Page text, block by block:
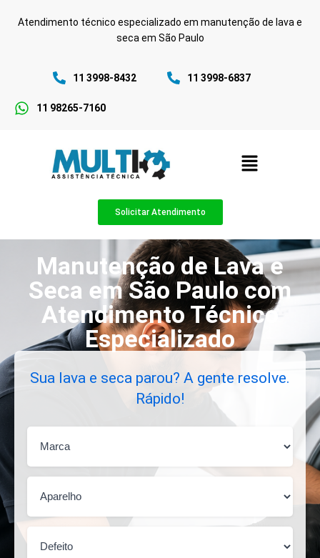
Atendimento técnico especializado em manutenção de lava e
seca em São Paulo
11 3998-8432 11 3998-6837
11 98265-7160
Solicitar Atendimento
Manutenção de Lava e
Seca em São Paulo com
Atendimento Técnico
Especializado
Sua lava e seca parou? A gente resolve.
Rápido!